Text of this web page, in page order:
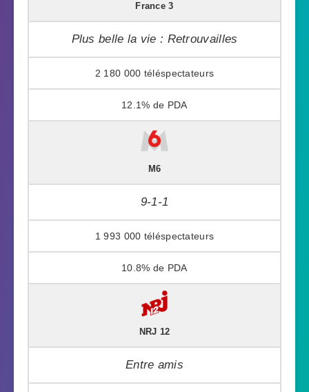
France 3
Plus belle la vie : Retrouvailles
2 180 000
12.1%
M6
9-1-1
1 993 000
10.8%
NRJ 12
Entre amis